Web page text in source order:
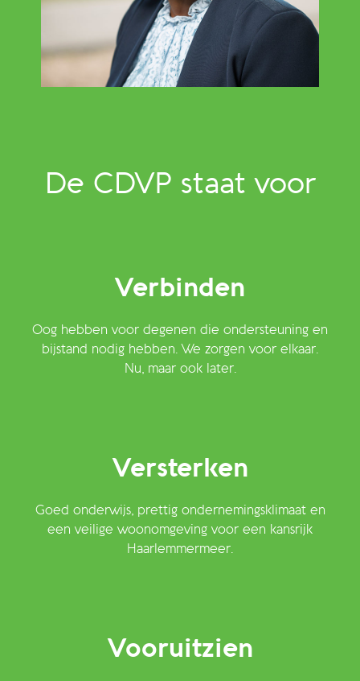
De CDVP staat voor
Verbinden
Oog hebben voor degenen die ondersteuning en
bijstand nodig hebben. We zorgen voor elkaar.
Nu, maar ook later.
Versterken
Goed onderwijs, prettig ondernemingsklimaat en
een veilige woonomgeving voor een kansrijk
Haarlemmermeer.
Vooruitzien